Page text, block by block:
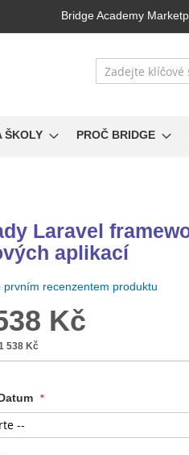
Bridge Academy
ŠKOLY PROČ BRIDGE
Laravel
aplikací
prvním recenzentem produktu
Kč
538 Kč